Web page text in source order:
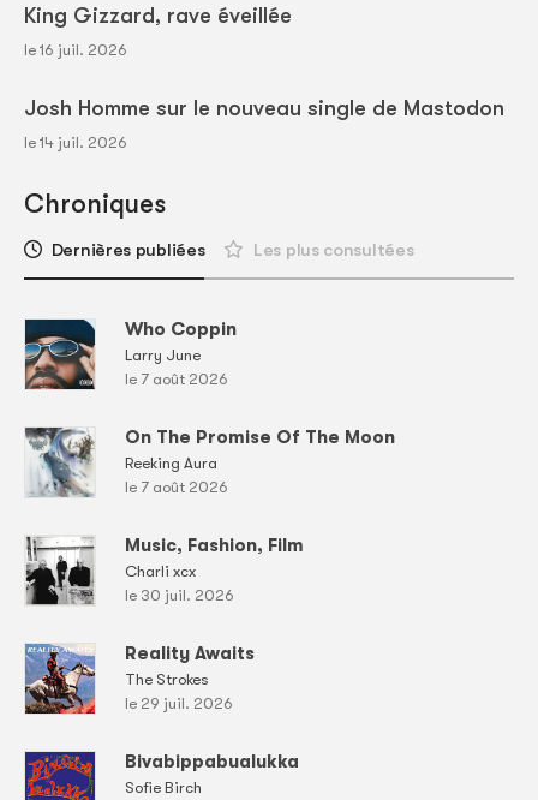
King Gizzard, rave éveillée
le 16 juil. 2026
Josh Homme sur le nouveau single de Mastodon
le 14 juil. 2026
Chroniques
Dernières publiées Les plus consultées
Who Coppin
Larry June
le 7 août 2026
On The Promise Of The Moon
Reeking Aura
le 7 août 2026
Music, Fashion, Film
Charli xcx
le 30 juil. 2026
Reality Awaits
The Strokes
le 29 juil. 2026
Bivabippabualukka
Sofie Birch